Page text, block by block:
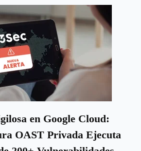
en Google Cloud:
OAST Privada Ejecuta